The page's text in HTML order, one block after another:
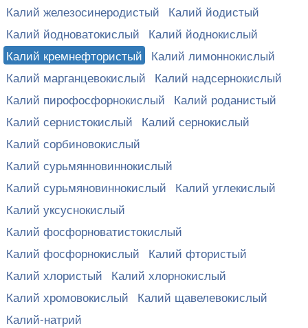
Калий железосинеродистый Калий йодистый
Калий йодноватокислый Калий йоднокислый
Калий кремнефтористый Калий лимоннокислый
Калий марганцевокислый Калий надсернокислый
Калий пирофосфорнокислый Калий роданистый
Калий сернистокислый Калий сернокислый
Калий сорбиновокислый
Калий сурьмянновиннокислый
Калий сурьмяновиннокислый Калий углекислый
Калий уксуснокислый
Калий фосфорноватистокислый
Калий фосфорнокислый Калий фтористый
Калий хлористый Калий хлорнокислый
Калий хромовокислый Калий щавелевокислый
Калий-натрий